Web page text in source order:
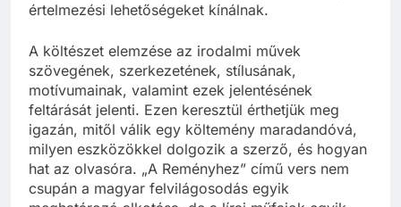
értelmezési lehetőségeket kínálnak.
A költészet elemzése az irodalmi művek
szövegének, szerkezetének, stílusának,
motívumainak, valamint ezek jelentésének
feltárását jelenti. Ezen keresztül érthetjük meg
igazán, mitől válik egy költemény maradandóvá,
milyen eszközökkel dolgozik a szerző, és hogyan
hat az olvasóra. „A Reményhez” című vers nem
csupán a magyar felvilágosodás egyik